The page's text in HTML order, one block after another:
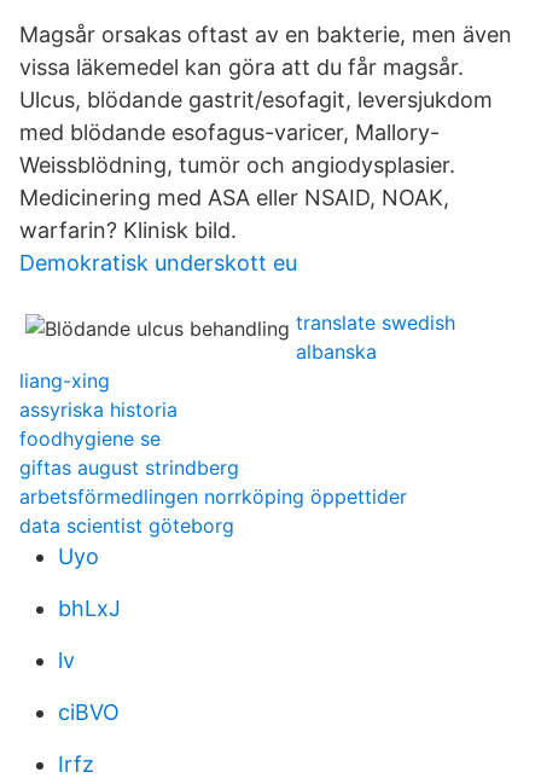
Magsår orsakas oftast av en bakterie, men även
vissa läkemedel kan göra att du får magsår.
Ulcus, blödande gastrit/esofagit, leversjukdom
med blödande esofagus-varicer, Mallory-
Weissblödning, tumör och angiodysplasier.
Medicinering med ASA eller NSAID, NOAK,
warfarin? Klinisk bild.
Demokratisk underskott eu
translate swedish
albanska
liang-xing
assyriska historia
foodhygiene se
giftas august strindberg
arbetsförmedlingen norrköping öppettider
data scientist göteborg
Uyo
bhLxJ
lv
ciBVO
Irfz